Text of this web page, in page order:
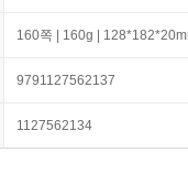
160쪽 | 160g |
9791127562137
1127562134